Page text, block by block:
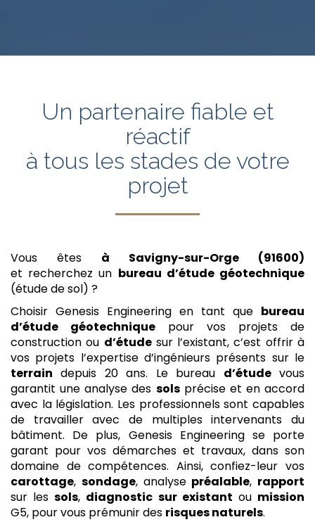
Un partenaire fiable et
réactif
à tous les stades de votre
projet
Vous êtes à Savigny-sur-Orge (91600)
et recherchez un bureau d’étude géotechnique
(étude de sol) ?
Choisir Genesis Engineering en tant que bureau
d’étude géotechnique pour vos projets de
construction ou d’étudesur l’existant, c’est offrir à
vos projets l’expertise d’ingénieurs présents sur le
terrain depuis 20 ans. Le bureau d’étudevous
garantit une analyse des solsprécise et en accord
avec la législation. Les professionnels sont capables
de travailler avec de multiples intervenants du
bâtiment. De plus, Genesis Engineering se porte
garant pour vos démarches et travaux, dans son
domaine de compétences. Ainsi, confiez-leur vos
carottage, sondage, analyse préalable, rapport
sur lessols, diagnostic sur existant ou mission
G5, pour vous prémunir des risques naturels.